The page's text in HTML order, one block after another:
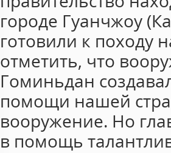
городе Гуанчжоу
готовили к походу
отметить, что
Гоминьдан
помощи нашей
вооружение. Но
в помощь